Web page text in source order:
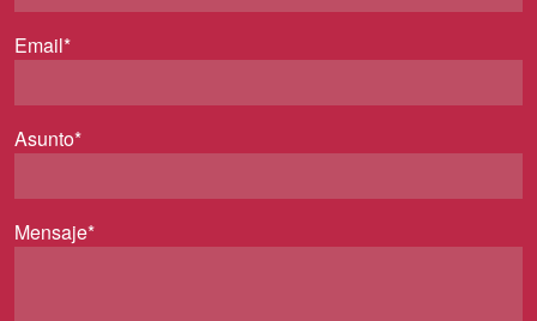
Email*
Asunto*
Mensaje*